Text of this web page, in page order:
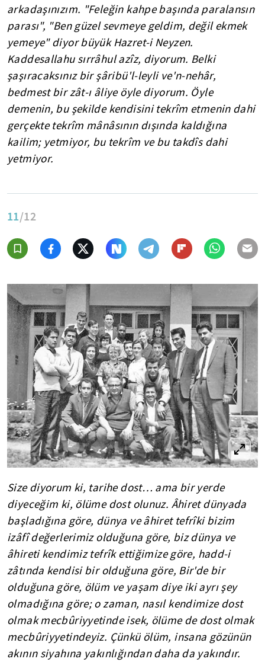
arkadaşınızım. "Feleğin kahpe başında paralansın
parası", "Ben güzel sevmeye geldim, değil ekmek
yemeye" diyor büyük Hazret-i Neyzen.
Kaddesallahu sırrâhul azîz, diyorum. Belki
şaşıracaksınız bir şâribü'l-leyli ve'n-nehâr,
bedmest bir zât-ı âliye öyle diyorum. Öyle
demenin, bu şekilde kendisini tekrîm etmenin dahi
gerçekte tekrîm mânâsının dışında kaldığına
kailim; yetmiyor, bu tekrîm ve bu takdîs dahi
yetmiyor.
11/12
Size diyorum ki, tarihe dost… ama bir yerde
diyeceğim ki, ölüme dost olunuz. Âhiret dünyada
başladığına göre, dünya ve âhiret tefrîki bizim
izâfî değerlerimiz olduğuna göre, biz dünya ve
âhireti kendimiz tefrîk ettiğimize göre, hadd-i
zâtında kendisi bir olduğuna göre, Bir'de bir
olduğuna göre, ölüm ve yaşam diye iki ayrı şey
olmadığına göre; o zaman, nasıl kendimize dost
olmak mecbûriyyetinde isek, ölüme de dost olmak
mecbûriyyetindeyiz. Çünkü ölüm, insana gözünün
akının siyahına yakınlığından daha da yakındır.